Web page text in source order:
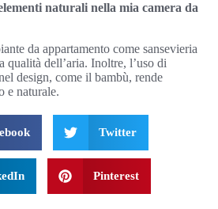
naturali nella mia camera da
da appartamento come sansevieria
qualità dell’aria. Inoltre, l’uso di
design, come il bambù, rende
e naturale.
Twitter
Pinterest